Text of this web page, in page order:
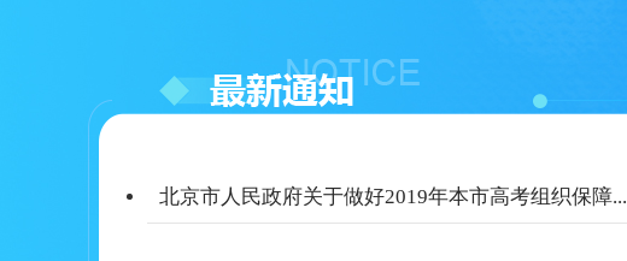
北京市人民政府关于做好2019年本市高考组织保障...